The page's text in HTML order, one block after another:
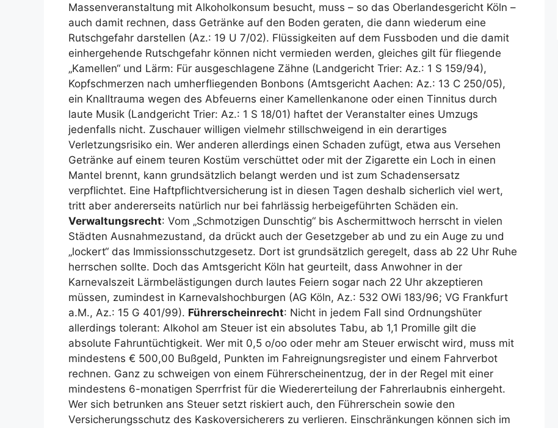
Massenveranstaltung mit Alkoholkonsum besucht, muss – so das Oberlandesgericht Köln –
auch damit rechnen, dass Getränke auf den Boden geraten, die dann wiederum eine
Rutschgefahr darstellen (Az.: 19 U 7/02). Flüssigkeiten auf dem Fussboden und die damit
einhergehende Rutschgefahr können nicht vermieden werden, gleiches gilt für fliegende
„Kamellen“ und Lärm: Für ausgeschlagene Zähne (Landgericht Trier: Az.: 1 S 159/94),
Kopfschmerzen nach umherfliegenden Bonbons (Amtsgericht Aachen: Az.: 13 C 250/05),
ein Knalltrauma wegen des Abfeuerns einer Kamellenkanone oder einen Tinnitus durch
laute Musik (Landgericht Trier: Az.: 1 S 18/01) haftet der Veranstalter eines Umzugs
jedenfalls nicht. Zuschauer willigen vielmehr stillschweigend in ein derartiges
Verletzungsrisiko ein. Wer anderen allerdings einen Schaden zufügt, etwa aus Versehen
Getränke auf einem teuren Kostüm verschüttet oder mit der Zigarette ein Loch in einen
Mantel brennt, kann grundsätzlich belangt werden und ist zum Schadensersatz
verpflichtet. Eine Haftpflichtversicherung ist in diesen Tagen deshalb sicherlich viel wert,
tritt aber andererseits natürlich nur bei fahrlässig herbeigeführten Schäden ein.
Verwaltungsrecht: Vom „Schmotzigen Dunschtig“ bis Aschermittwoch herrscht in vielen
Städten Ausnahmezustand, da drückt auch der Gesetzgeber ab und zu ein Auge zu und
„lockert“ das Immissionsschutzgesetz. Dort ist grundsätzlich geregelt, dass ab 22 Uhr Ruhe
herrschen sollte. Doch das Amtsgericht Köln hat geurteilt, dass Anwohner in der
Karnevalszeit Lärmbelästigungen durch lautes Feiern sogar nach 22 Uhr akzeptieren
müssen, zumindest in Karnevalshochburgen (AG Köln, Az.: 532 OWi 183/96; VG Frankfurt
a.M., Az.: 15 G 401/99). Führerscheinrecht: Nicht in jedem Fall sind Ordnungshüter
allerdings tolerant: Alkohol am Steuer ist ein absolutes Tabu, ab 1,1 Promille gilt die
absolute Fahruntüchtigkeit. Wer mit 0,5 o/oo oder mehr am Steuer erwischt wird, muss mit
mindestens € 500,00 Bußgeld, Punkten im Fahreignungsregister und einem Fahrverbot
rechnen. Ganz zu schweigen von einem Führerscheinentzug, der in der Regel mit einer
mindestens 6-monatigen Sperrfrist für die Wiedererteilung der Fahrerlaubnis einhergeht.
Wer sich betrunken ans Steuer setzt riskiert auch, den Führerschein sowie den
Versicherungsschutz des Kaskoversicherers zu verlieren. Einschränkungen können sich im